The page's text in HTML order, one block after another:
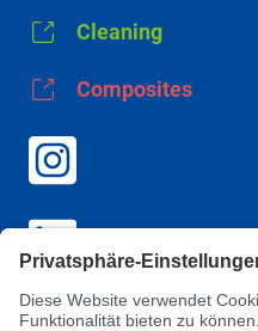
Cleaning
Composites